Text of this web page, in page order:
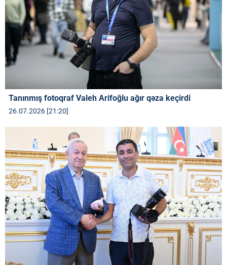
Tanınmış fotoqraf Valeh Arifoğlu ağır qəza keçirdi
26.07.2026 [21:20]